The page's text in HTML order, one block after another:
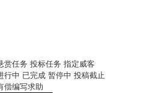
赏任务 投标任务 指定威客
行中 已完成 暂停中 投稿截止
偿编写求助